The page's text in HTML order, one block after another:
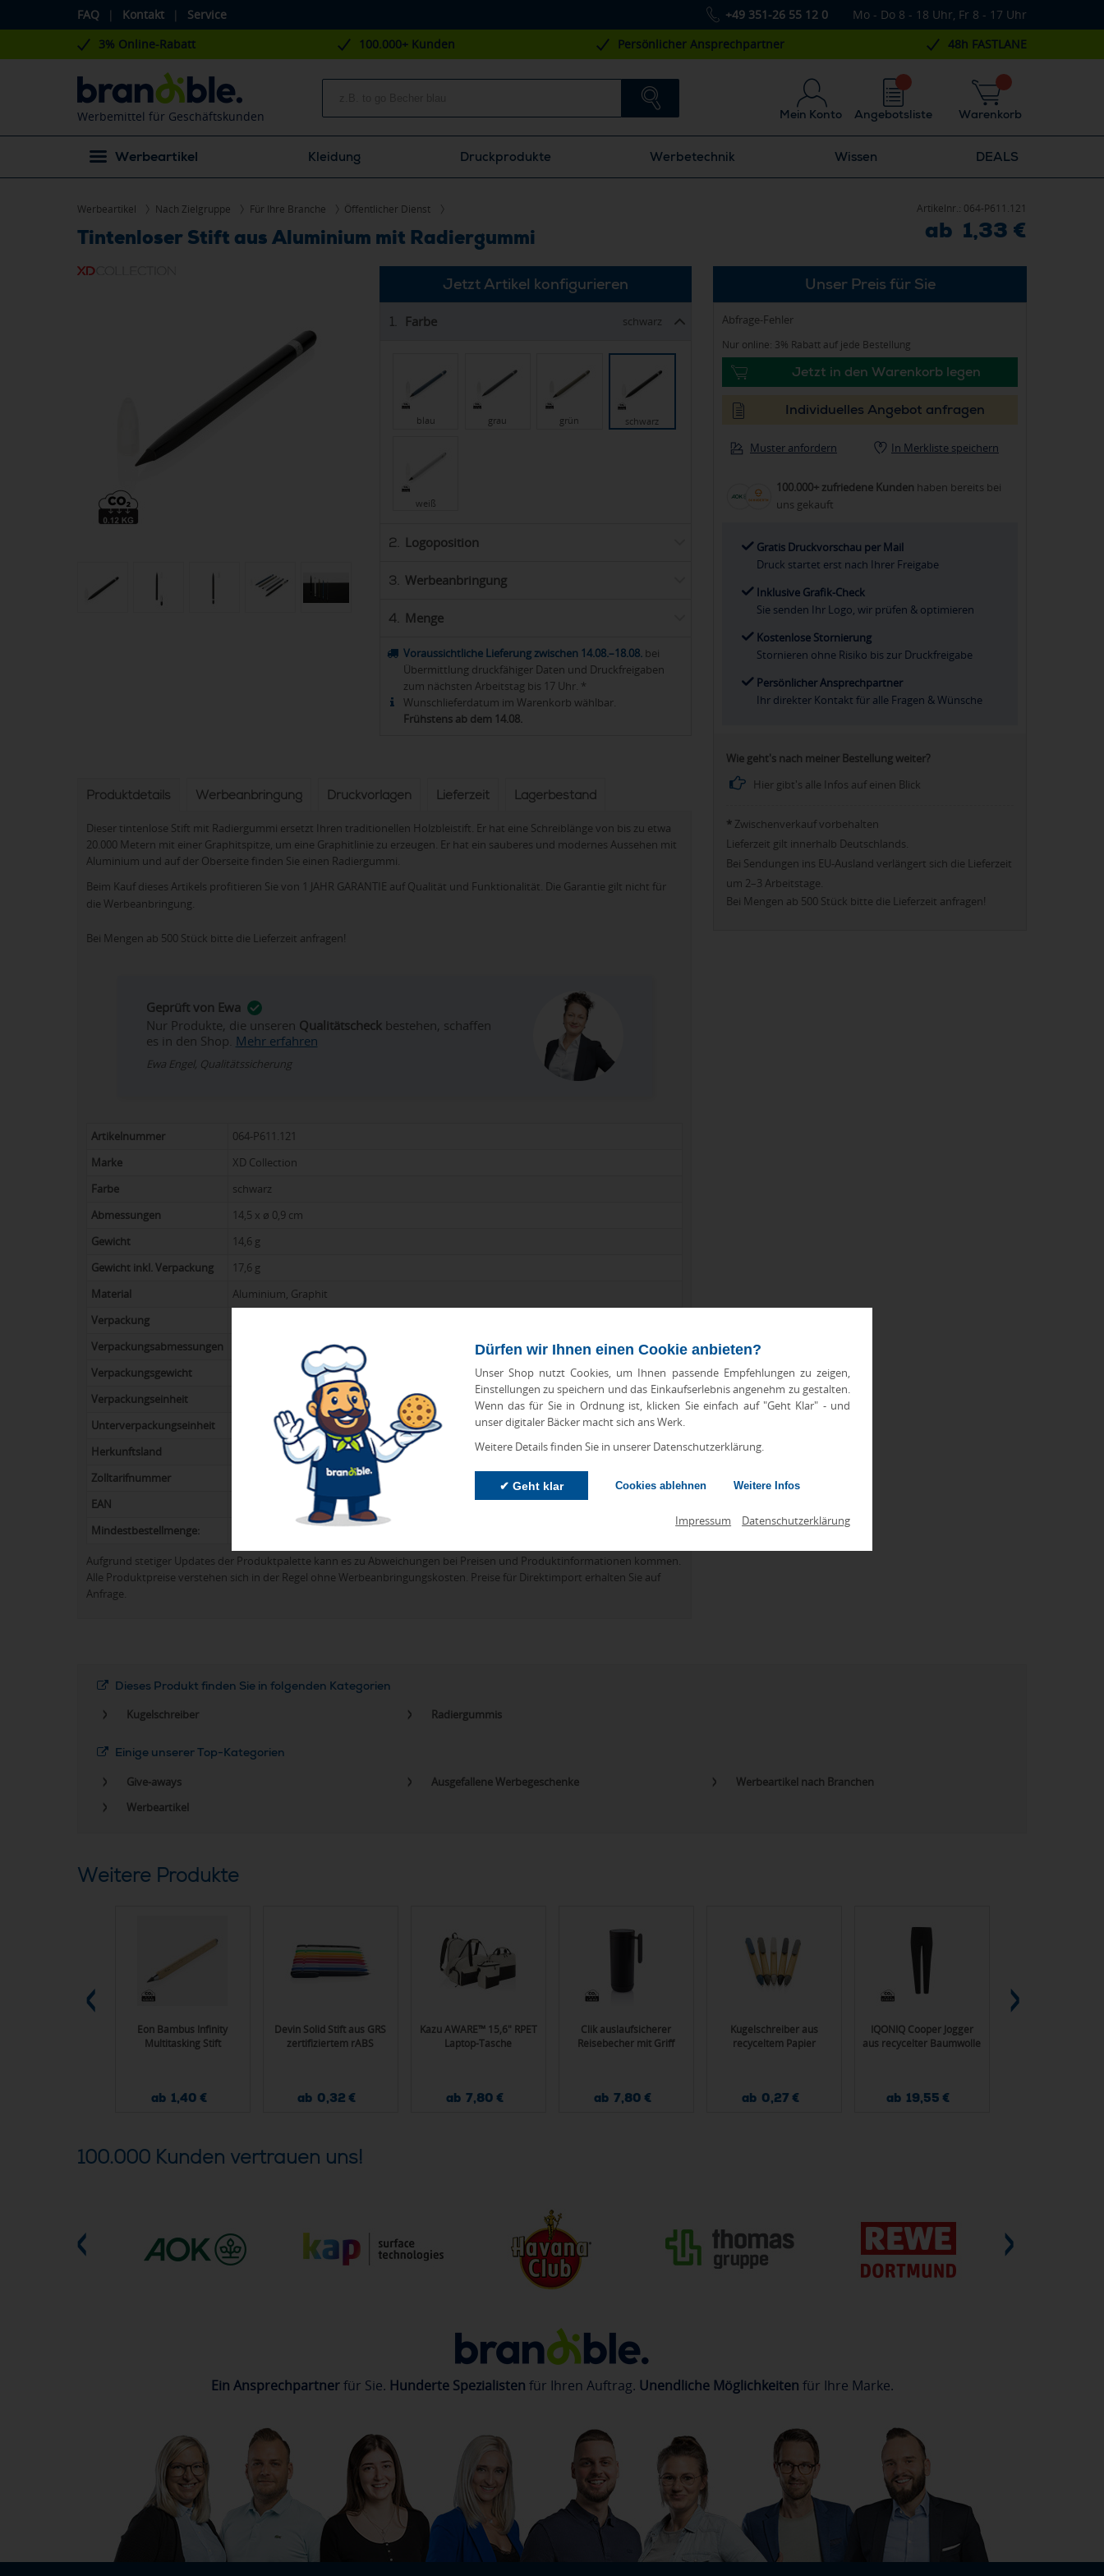
FAQ | Kontakt | Service +49 351-26 55 12 0 Mo - Do 8 - 18 Uhr, Fr 8 - 17 Uhr
Dürfen wir Ihnen einen Cookie anbieten?
Unser Shop nutzt Cookies, um Ihnen passende Empfehlungen zu zeigen,
Einstellungen zu speichern und das Einkaufserlebnis angenehm zu gestalten.
Wenn das für Sie in Ordnung ist, klicken Sie einfach auf "Geht Klar" - und
unser digitaler Bäcker macht sich ans Werk.
Weitere Details finden Sie in unserer Datenschutzerklärung.
✔ Geht klar Cookies ablehnen Weitere Infos
Impressum Datenschutzerklärung
3% Online-Rabatt 100.000+ Kunden Persönlicher Ansprechpartner 48h FASTLANE
Werbemittel für Geschäftskunden Mein Konto Warenkorb
Angebotsliste
Werbeartikel Kleidung Druckprodukte Werbetechnik Wissen DEALS
Werbeartikel Nach Zielgruppe Für Ihre Branche Öffentlicher Dienst
Tintenloser Stift aus Aluminium mit Radiergummi
Artikelnr.: 064-P611.121
ab 1,33 €
Jetzt Artikel konfigurieren
1. Farbe schwarz
blau grau grün schwarz
weiß
2. Logoposition
3. Werbeanbringung
4. Menge
Voraussichtliche Lieferung zwischen 14.08.–18.08. bei
Übermittlung druckfähiger Daten und Druckfreigaben
zum nächsten Arbeitstag bis 17 Uhr. *
Wunschlieferdatum im Warenkorb wählbar.
Frühstens ab dem 14.08.
Produktdetails Werbeanbringung Druckvorlagen Lieferzeit Lagerbestand
Dieser tintenlose Stift mit Radiergummi ersetzt Ihren traditionellen Holzbleistift. Er hat eine Schreiblänge von bis zu etwa
20.000 Metern mit einer Graphitspitze, um eine Graphitlinie zu erzeugen. Er hat ein sauberes und modernes Aussehen mit
Aluminium und auf der Oberseite finden Sie einen Radiergummi.
Beim Kauf dieses Artikels profitieren Sie von 1 JAHR GARANTIE auf Qualität und Funktionalität. Die Garantie gilt nicht für
die Werbeanbringung.
Bei Mengen ab 500 Stück bitte die Lieferzeit anfragen!
Geprüft von Ewa
Nur Produkte, die unseren Qualitätscheckbestehen, schaffen
es in den Shop. Mehr erfahren
Ewa Engel, Qualitätssicherung
Artikelnummer
064-P611.121
Marke
XD Collection
Farbe
schwarz
Abmessungen
14,5 x ø 0,9 cm
Gewicht
14,6 g
Gewicht inkl. Verpackung
17,6 g
Material
Aluminium, Graphit
Verpackung
Verpackungsabmessungen
14.5 x 0.9 x 0.9 cm (Einzelverpackung); 43.5 x 16 x 18 cm (Versandkarton)
Verpackungsgewicht
Verpackungseinheit
Unterverpackungseinheit
Herkunftsland
Zolltarifnummer
EAN
Mindestbestellmenge:
Aufgrund stetiger Updates der Produktpalette kann es zu Abweichungen bei Preisen und Produktinformationen kommen.
Alle Produktpreise verstehen sich in der Regel ohne Werbeanbringungskosten. Preise für Direktimport erhalten Sie auf
Anfrage.
Unser Preis für Sie
Abfrage-Fehler
Nur online: 3% Rabatt auf jede Bestellung
Jetzt in den Warenkorb legen
Individuelles Angebot anfragen
Muster anfordern In Merkliste speichern
100.000+ zufriedene Kunden haben bereits bei
uns gekauft
Gratis Druckvorschau per Mail
Druck startet erst nach Ihrer Freigabe
Inklusive Grafik-Check
Sie senden Ihr Logo, wir prüfen & optimieren
Kostenlose Stornierung
Stornieren ohne Risiko bis zur Druckfreigabe
Persönlicher Ansprechpartner
Ihr direkter Kontakt für alle Fragen & Wünsche
Wie geht's nach meiner Bestellung weiter?
Hier gibt's alle Infos auf einen Blick
* Zwischenverkauf vorbehalten
Lieferzeit gilt innerhalb Deutschlands.
Bei Sendungen ins EU-Ausland verlängert sich die Lieferzeit
um 2–3 Arbeitstage.
Bei Mengen ab 500 Stück bitte die Lieferzeit anfragen!
Dieses Produkt finden Sie in folgenden Kategorien
Kugelschreiber
Radiergummis
Einige unserer Top-Kategorien
Give-aways
Ausgefallene Werbegeschenke
Werbeartikel nach Branchen
Werbeartikel
Weitere Produkte
Eon Bambus Infinity
Multitasking Stift
ab 1,40 €
Devin Solid Stift aus GRS
zertifiziertem rABS
ab 0,32 €
Kazu AWARE™ 15,6" RPET
Laptop-Tasche
ab 7,80 €
Clik auslaufsicherer
Reisebecher mit Griff
ab 7,80 €
Kugelschreiber aus
recyceltem Papier
ab 0,27 €
IQONIQ Cooper Jogger
aus recycelter Baumwolle
ab 19,55 €
100.000 Kunden vertrauen uns!
Ein Ansprechpartnerfür Sie. Hunderte Spezialisten für Ihren Auftrag. Unendliche Möglichkeiten für Ihre Marke.